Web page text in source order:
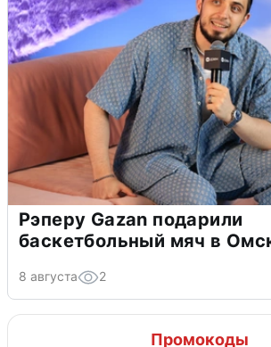
Рэперу Gazan подарили
баскетбольный мяч в
8 августа 2
Промокоды